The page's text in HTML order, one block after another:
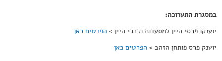
במסגרת התערוכה:
יוענקו פרסי היין למסעדות ולברי היין > הפרטים כאן
יוענק פרס פותחן הזהב > הפרטים כאן